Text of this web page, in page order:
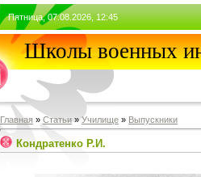
Пятница, 07.08.2026, 12:45
Школы военных
Главная » Статьи »Училищe » Выпускники
Кондратенко Р.И.